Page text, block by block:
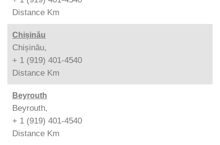
Distance Km
Chișinău
Chișinău,
+ 1 (919) 401-4540
Distance Km
Beyrouth
Beyrouth,
+ 1 (919) 401-4540
Distance Km